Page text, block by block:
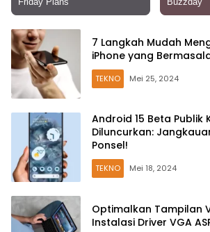
7 Langkah Mudah
iPhone yang
TEKNO Mei 25, 2024
Android 15 Beta Publik
Diluncurkan:
Ponsel!
TEKNO Mei 18, 2024
Optimalkan Tampilan
Instalasi Driver VGA